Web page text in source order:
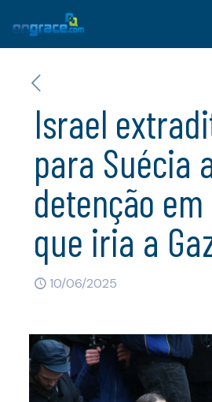
Israel
para Suécia
detenção
que iria a
10/06/2025